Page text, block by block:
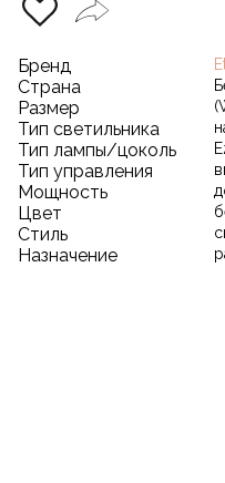
Бренд
Страна
Размер
Тип светильника
Тип лампы/цоколь
Тип управления
Мощность
Цвет
Стиль
Назначение